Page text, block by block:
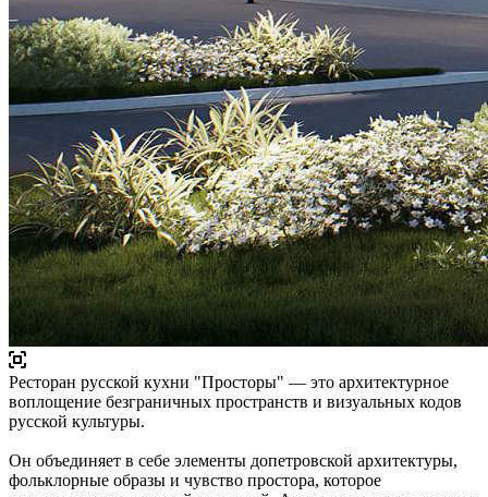
Ресторан русской кухни "Просторы" — это архитектурное
воплощение безграничных пространств и визуальных кодов
русской культуры.
Он объединяет в себе элементы допетровской архитектуры,
фольклорные образы и чувство простора, которое